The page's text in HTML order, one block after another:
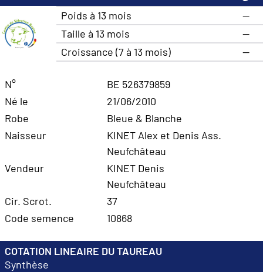
Poids à 13 mois
—
Taille à 13 mois
—
Croissance (7 à 13 mois)
—
N°
BE 526379859
Né le
21/06/2010
Robe
Bleue & Blanche
Naisseur
KINET Alex et Denis Ass.
Neufchâteau
Vendeur
KINET Denis
Neufchâteau
Cir. Scrot.
37
Code semence
10868
COTATION LINEAIRE DU TAUREAU
Synthèse